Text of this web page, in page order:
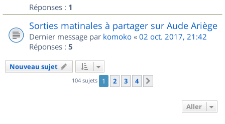
Réponses : 1
Sorties matinales à partager sur Aude Ariège
Dernier message par komoko « 02 oct. 2017, 21:42
Réponses : 5
Nouveau sujet
104 sujets 1 2 3 4
Aller